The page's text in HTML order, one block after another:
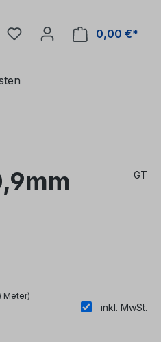
0,00 €*
GT
Meter)
inkl. MwSt.